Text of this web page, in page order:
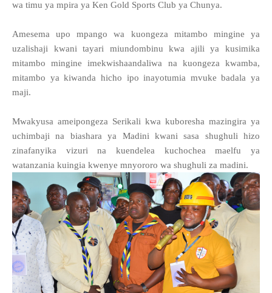
wa timu ya mpira ya Ken Gold Sports Club ya Chunya.
Amesema upo mpango wa kuongeza mitambo mingine ya
uzalishaji kwani tayari miundombinu kwa ajili ya kusimika
mitambo mingine imekwishaandaliwa na kuongeza kwamba,
mitambo ya kiwanda hicho ipo inayotumia mvuke badala ya
maji.
Mwakyusa ameipongeza Serikali kwa kuboresha mazingira ya
uchimbaji na biashara ya Madini kwani sasa shughuli hizo
zinafanyika vizuri na kuendelea kuchochea maelfu ya
watanzania kuingia kwenye mnyororo wa shughuli za madini.